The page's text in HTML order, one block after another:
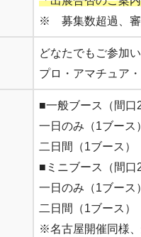
※ 募集数超過、審
どなたでもご参加
プロ・アマチュア
■一般ブース（間口
一日のみ（1ブー
二日間（1ブース
■ミニブース（間口
一日のみ（1ブー
二日間（1ブース
※名古屋開催同様